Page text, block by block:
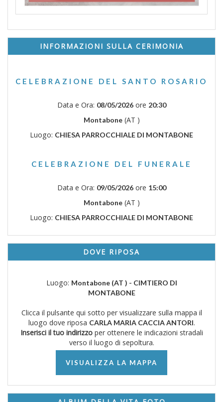
INFORMAZIONI SULLA CERIMONIA
CELEBRAZIONE DEL SANTO ROSARIO
Data e Ora: 08/05/2026ore 20:30
Montabone(AT )
Luogo: CHIESA PARROCCHIALE DI MONTABONE
CELEBRAZIONE DEL FUNERALE
Data e Ora: 09/05/2026ore 15:00
Montabone(AT )
Luogo: CHIESA PARROCCHIALE DI MONTABONE
DOVE RIPOSA
Luogo: Montabone (AT ) - CIMTIERO DI
MONTABONE
Clicca il pulsante qui sotto per visualizzare sulla mappa il
luogo dove riposa CARLA MARIA CACCIA ANTORI.
Inserisci il tuo indirizzoper ottenere le indicazioni stradali
verso il luogo di sepoltura.
VISUALIZZA LA MAPPA